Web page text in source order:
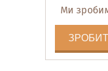
Ми